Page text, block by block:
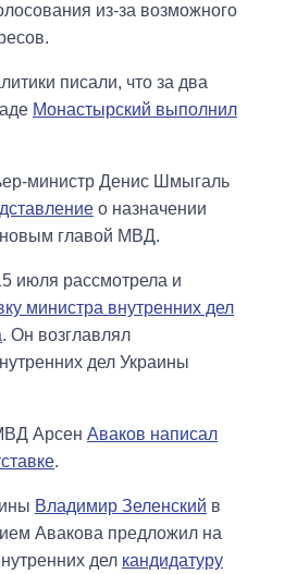
из-за возможного
писали, что за два
Монастырский выполнил
министр Денис Шмыгаль
о назначении
главой МВД.
июля рассмотрела и
министра внутренних дел
. Он возглавлял
дел Украины
Арсен Аваков написал
.
Владимир Зеленский в
Авакова предложил на
дел кандидатуру